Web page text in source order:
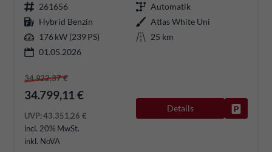
261656
Automatik
Hybrid Benzin
Atlas White Uni
176 kW (239 PS)
25 km
01.05.2026
34.922,37 €
34.799,11 €
UVP:43.351,26 €
incl. 20% MwSt.
inkl. NoVA
Details